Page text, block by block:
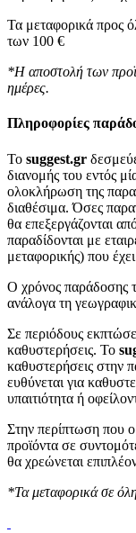
Τα μεταφορικά προς
των 100 €
*Η αποστολή των
ημέρες.
Πληροφορίες
To suggest.gr
διανομής του εντός
ολοκλήρωση της
διαθέσιμα. Όσες
θα επεξεργάζονται
παραδίδονται με
μεταφορικής) που
Ο χρόνος παράδοσης
ανάλογα τη
Σε περιόδους
καθυστερήσεις. Το
καθυστερήσεις στην
ευθύνεται για
υπαιτιότητα ή
Στην περίπτωση που
προϊόντα σε
θα χρεώνεται
*Τα μεταφορικά σε